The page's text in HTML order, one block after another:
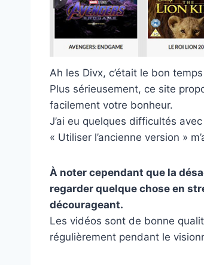
Ah les Divx, c’était le bon
Plus sérieusement, ce site
facilement votre bonheur.
J’ai eu quelques difficultés
« Utiliser l’ancienne version »
À noter cependant que la
regarder quelque chose en
décourageant.
Les vidéos sont de bonne
régulièrement pendant le